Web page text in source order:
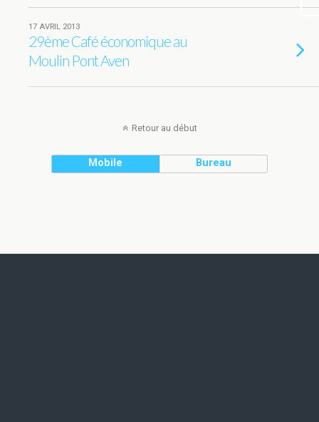
17 AVRIL 2013
29ème Café économique au
Moulin Pont Aven
Retour au début
Mobile Bureau